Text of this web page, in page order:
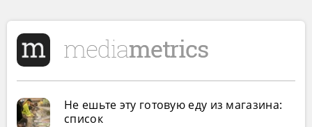
Не ешьте эту готовую еду из магазина:
список